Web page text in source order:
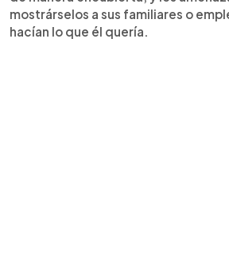
mostrárselos a sus familiares o
hacían lo que él quería.